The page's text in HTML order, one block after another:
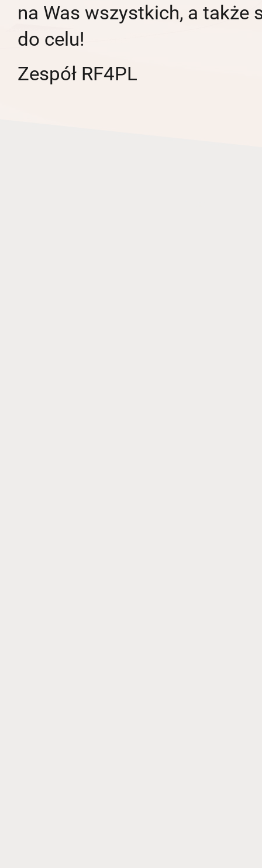
na Was wszystkich, a także
do celu!
Zespół RF4PL